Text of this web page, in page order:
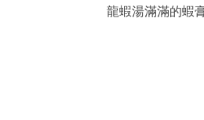
龍蝦湯滿滿的蝦